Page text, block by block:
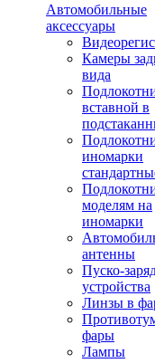
Автомобильные
аксессуары
Камеры
вида
вставной в
иномарки
моделям на
иномарки
антенны
Пуско-
устройства
Линзы в
фары
Лампы